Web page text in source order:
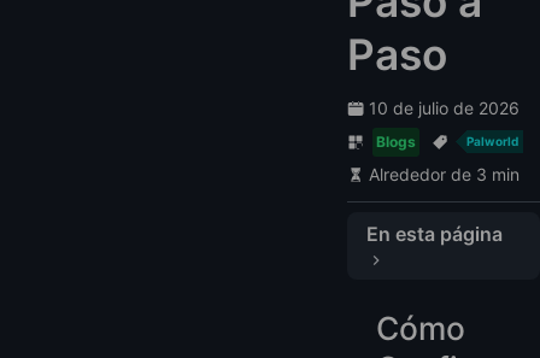
Paso
10 de julio de 2026
Blogs Palworld
Alrededor de 3 min
En esta página
Cómo